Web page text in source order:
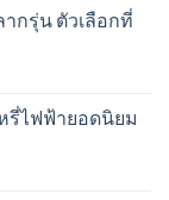
กรุ่น ตัวเลือกที่
รี่ไฟฟ้ายอดนิยม